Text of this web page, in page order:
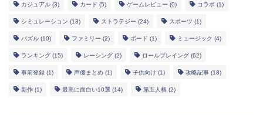
カジュアル (3) カード (5) ゲームレビュー (0) コラボ (1)
シミュレーション (13) ストラテジー (24) スポーツ (1)
パズル (10) ファミリー (2) ボード (1) ミュージック (4)
ランキング (15) レーシング (2) ロールプレイング (62)
事前登録 (1) 声優まとめ (1) 子供向け (1) 攻略記事 (18)
新作 (1) 最高に面白い10選 (14) 第五人格 (2)
声優
YouTube
問い合わせ